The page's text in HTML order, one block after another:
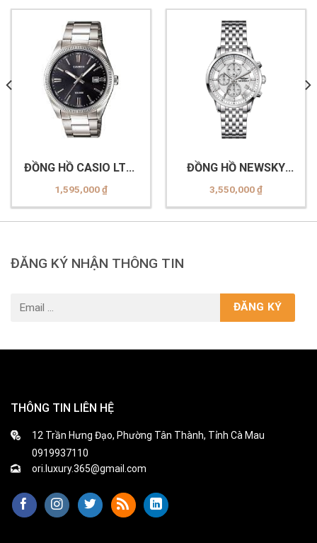
ĐỒNG HỒ CASIO LTP-
1302D-1A1VDF
1,595,000₫
ĐỒNG HỒ NEWSKY
NS6005G.S01
3,550,000₫
ĐĂNG KÝ NHẬN THÔNG TIN
THÔNG TIN LIÊN HỆ
12 Trần Hưng Đạo, Phường Tân Thành, Tỉnh Cà Mau
0919937110
ori.luxury.365@gmail.com